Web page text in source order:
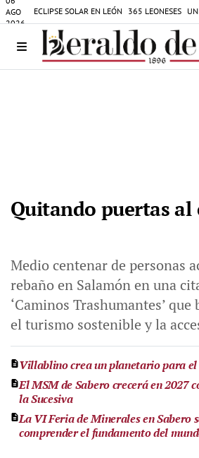
AGO
2026
ECLIPSE SOLAR EN LEÓN 365 LEONESES
Quitando puertas al
Medio centenar de personas
rebaño en Salamón en una
‘Caminos Trashumantes’ que
el turismo sostenible y la
Villablino crea un planetario para el
El MSM de Sabero crecerá en 2027
la Sucesiva
La VI Feria de Minerales en Sabero
comprender el fundamento del